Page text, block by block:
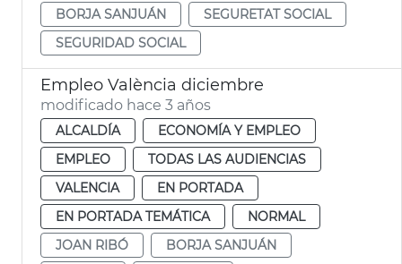
BORJA SANJUÁN
SEGURETAT SOCIAL
SEGURIDAD SOCIAL
Empleo València diciembre
modificado hace 3 años
ALCALDÍA
ECONOMÍA Y EMPLEO
EMPLEO
TODAS LAS AUDIENCIAS
VALENCIA
EN PORTADA
EN PORTADA TEMÁTICA
NORMAL
JOAN RIBÓ
BORJA SANJUÁN